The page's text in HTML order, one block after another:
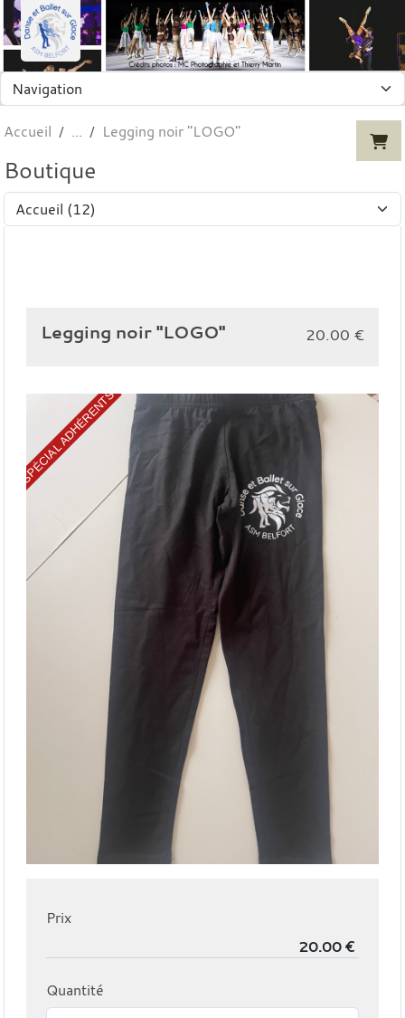
Accueil Legging noir "LOGO"
Boutique
Legging noir "LOGO" 20.00 €
SPÉCIAL ADHÉRENTS
Prix
Quantité
Panneau de gestion des cookies